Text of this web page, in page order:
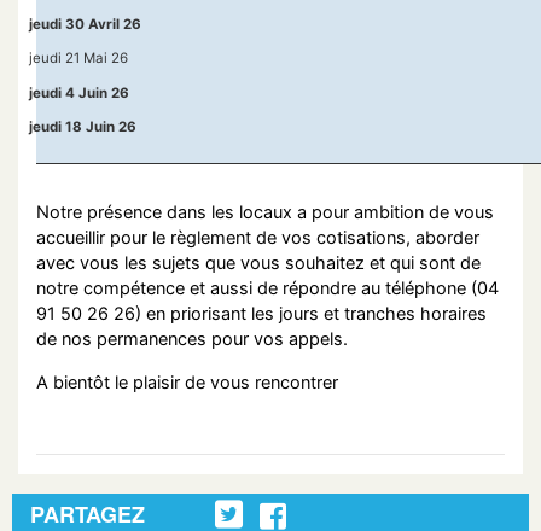
jeudi 30 Avril 26
jeudi 21 Mai 26
jeudi 4 Juin 26
jeudi 18 Juin 26
Notre présence dans les locaux a pour ambition de vous
accueillir pour le règlement de vos cotisations, aborder
avec vous les sujets que vous souhaitez et qui sont de
notre compétence et aussi de répondre au téléphone (04
91 50 26 26) en priorisant les jours et tranches horaires
de nos permanences pour vos appels.
A bientôt le plaisir de vous rencontrer
PARTAGEZ